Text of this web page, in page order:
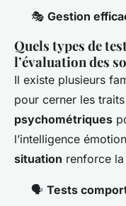
🎭 Gestion
Quels types de
l’évaluation des
Il existe plusieurs
pour cerner les
psychométriques
l’intelligence
situation renforce
🗣️ Tests